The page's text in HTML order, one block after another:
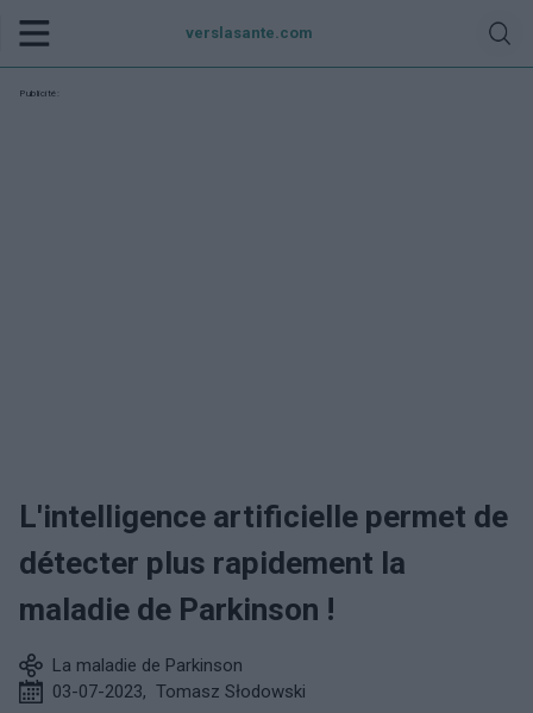
verslasante.com
Publicité:
L'intelligence artificielle permet de
détecter plus rapidement la
maladie de Parkinson !
La maladie de Parkinson
03-07-2023, Tomasz Słodowski